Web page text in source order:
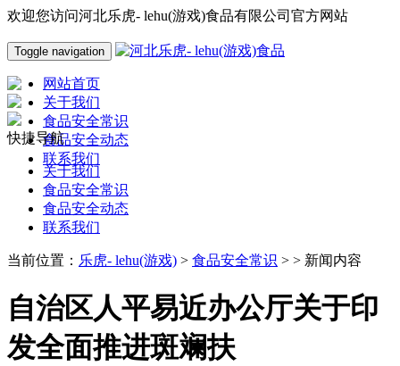
欢迎您访问河北乐虎- lehu(游戏)食品有限公司官方网站
Toggle navigation
网站首页
关于我们
食品安全常识
食品安全动态
联系我们
快捷导航
关于我们
食品安全常识
食品安全动态
联系我们
当前位置： 乐虎- lehu(游戏) > 食品安全常识 > > 新闻内容
自治区人平易近办公厅关于印
发全面推进斑斓扶